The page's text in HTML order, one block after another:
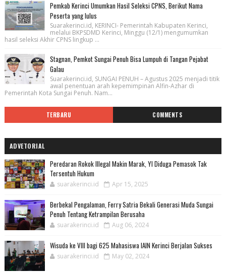
Pemkab Kerinci Umumkan Hasil Seleksi CPNS, Berikut Nama
Peserta yang lulus
Suarakerinci.id, KERINCI- Pemerintah Kabupaten Kerinci,
melalui BKPSDMD Kerinci, Minggu (12/1) mengumumkan
hasil seleksi Akhir CPNS lingkup ...
Stagnan, Pemkot Sungai Penuh Bisa Lumpuh di Tangan Pejabat
Galau
Suarakerinci.id, SUNGAI PENUH – Agustus 2025 menjadi titik
awal penentuan arah kepemimpinan Alfin-Azhar di
Pemerintah Kota Sungai Penuh. Nam...
TERBARU COMMENTS
ADVETORIAL
Peredaran Rokok Illegal Makin Marak, YI Diduga Pemasok Tak
Tersentuh Hukum
suarakerinci.id Apr 15, 2025
Berbekal Pengalaman, Ferry Satria Bekali Generasi Muda Sungai
Penuh Tentang Ketrampilan Berusaha
suarakerinci.id Aug 06, 2024
Wisuda ke VIII bagi 625 Mahasiswa IAIN Kerinci Berjalan Sukses
suarakerinci.id May 02, 2024